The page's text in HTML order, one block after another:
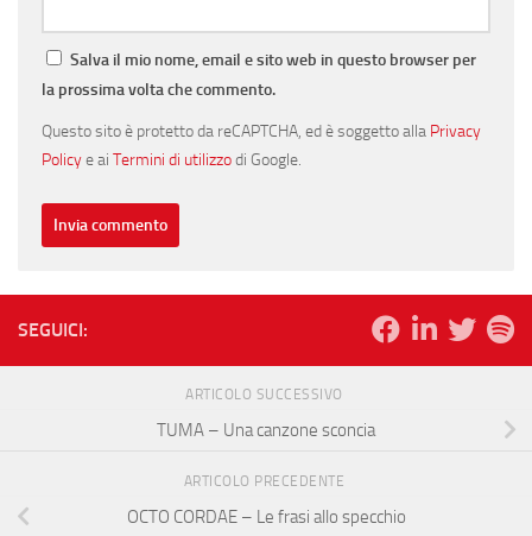
Salva il mio nome, email e sito web in questo browser per
la prossima volta che commento.
Questo sito è protetto da reCAPTCHA, ed è soggetto alla Privacy
Policye ai Termini di utilizzodi Google.
SEGUICI:
ARTICOLO SUCCESSIVO
TUMA – Una canzone sconcia
ARTICOLO PRECEDENTE
OCTO CORDAE – Le frasi allo specchio